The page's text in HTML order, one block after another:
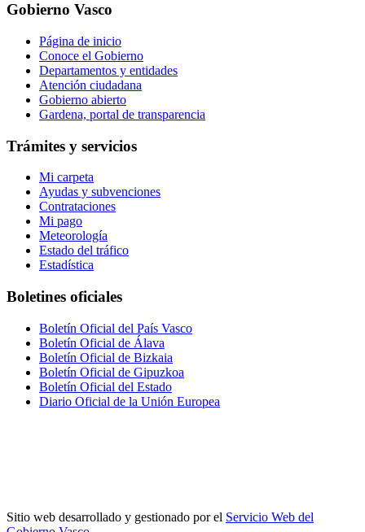
Gobierno Vasco
Página de inicio
Conoce el Gobierno
Departamentos y entidades
Atención ciudadana
Gobierno abierto
Gardena, portal de transparencia
Trámites y servicios
Mi carpeta
Ayudas y subvenciones
Contrataciones
Mi pago
Meteorología
Estado del tráfico
Estadística
Boletines oficiales
Boletín Oficial del País Vasco
Boletín Oficial de Álava
Boletín Oficial de Bizkaia
Boletín Oficial de Gipuzkoa
Boletín Oficial del Estado
Diario Oficial de la Unión Europea
Sitio web desarrollado y gestionado por el Servicio Web del